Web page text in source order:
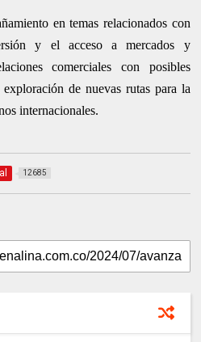
en temas relacionados con
y el acceso a mercados y
comerciales con posibles
de nuevas rutas para la
internacionales.
12685